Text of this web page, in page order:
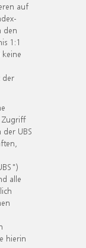
auf
den
1:1
der
UBS
alle
hierin